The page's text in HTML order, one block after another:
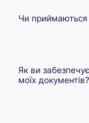
Чи
Як ви
моїх документів?